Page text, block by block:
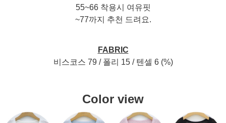
55~66 착용시 여유핏
~77까지 추천 드려요.
FABRIC
비스코스 79 / 폴리 15 / 텐셀 6 (%)
Color view